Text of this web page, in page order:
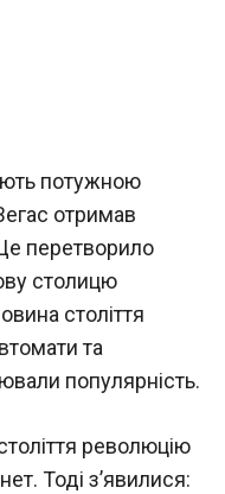
потужною
отримав
перетворило
столицю
століття
та
популярність.
революцію
Тоді з’явилися: